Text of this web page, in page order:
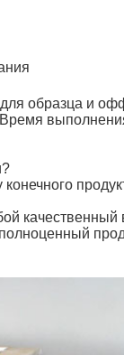
образца и
качественный